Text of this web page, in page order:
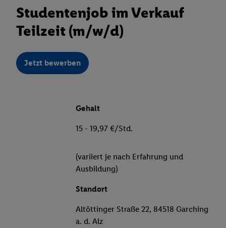
Studentenjob im Verkauf
Teilzeit (m/w/d)
Jetzt bewerben
Gehalt
15 - 19,97 €/Std.
(variiert je nach Erfahrung und
Ausbildung)
Standort
Altöttinger Straße 22, 84518 Garching
a. d. Alz